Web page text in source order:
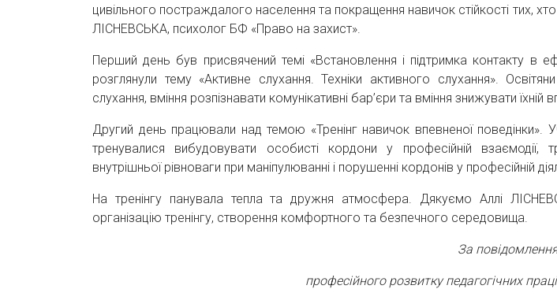
цивільного постраждалого населення та покращення навичок стійкості тих,
ЛІСНЕВСЬКА, психолог БФ «Право на захист».
Перший день був присвячений темі «Встановлення і підтримка контакту в
розглянули тему «Активне слухання. Техніки активного слухання».
слухання, вміння розпізнавати комунікативні бар’єри та вміння знижувати їхній
Другий день працювали над темою «Тренінг навичок впевненої поведінки».
тренувалися вибудовувати особисті кордони у професійній взаємодії,
внутрішньої рівноваги при маніпулюванні і порушенні кордонів у професійній
На тренінгу панувала тепла та дружня атмосфера. Дякуємо Аллі
організацію тренінгу, створення комфортного та безпечного середовища.
За
професійного розвитку педагогічних